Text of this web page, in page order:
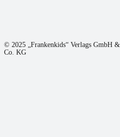
© 2025 „Frankenkids“ Verlags GmbH &
Co. KG